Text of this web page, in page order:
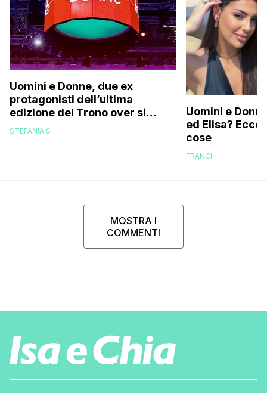
Uomini e Donne, due ex
protagonisti dell’ultima
edizione del Trono over si
stanno frequentando fuori dal
STEFANIA S
Uomini e
ed Elisa? Ecco
cose
FRANCI
MOSTRA I
COMMENTI